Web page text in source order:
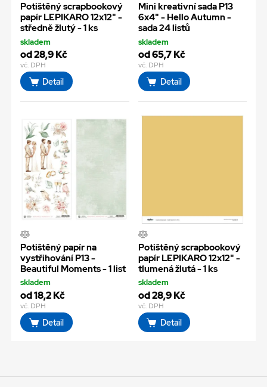
Potištěný scrapbookový
papír LEPIKARO 12x12" -
středně žlutý - 1 ks
skladem
od 28,9 Kč
vč. DPH
Detail
Mini kreativní sada P13
6x4" - Hello Autumn -
sada 24 listů
skladem
od 65,7 Kč
vč. DPH
Detail
Potištěný papír na
vystřihování P13 -
Beautiful Moments - 1 list
skladem
od 18,2 Kč
vč. DPH
Detail
Potištěný scrapbookový
papír LEPIKARO 12x12" -
tlumená žlutá - 1 ks
skladem
od 28,9 Kč
vč. DPH
Detail